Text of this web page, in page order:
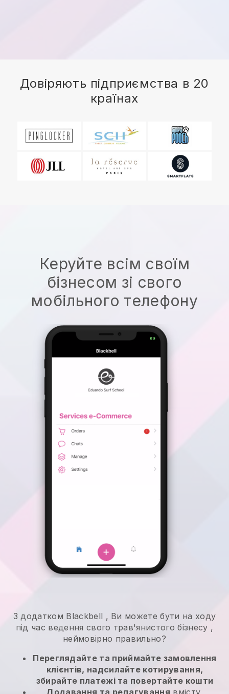
Довіряють підприємства в 20
країнах
Керуйте всім своїм
бізнесом зі свого
мобільного телефону
З додатком Blackbell , Ви можете бути на ходу
під час ведення свого трав'янистого бізнесу ,
неймовірно правильно?
Переглядайте та приймайте замовлення
клієнтів, надсилайте котирування,
збирайте платежі та повертайте кошти